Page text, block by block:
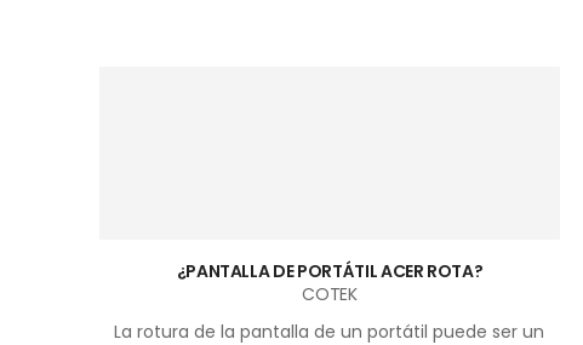
¿PANTALLA DE PORTÁTIL ACER ROTA?
COTEK
La rotura de la pantalla de un portátil puede ser un